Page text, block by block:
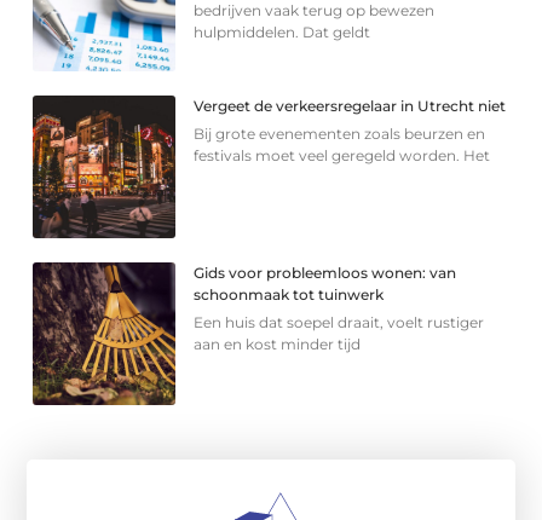
bedrijven vaak terug op bewezen
hulpmiddelen. Dat geldt
Vergeet de verkeersregelaar in Utrecht niet
Bij grote evenementen zoals beurzen en
festivals moet veel geregeld worden. Het
Gids voor probleemloos wonen: van
schoonmaak tot tuinwerk
Een huis dat soepel draait, voelt rustiger
aan en kost minder tijd